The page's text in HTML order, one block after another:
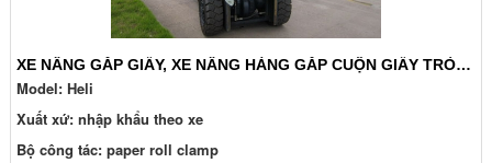
XE NÂNG GẮP GIẤY, XE NÂNG HÀNG GẮP CUỘN GIẤY TRÒN HIỆU QUẢ, GIÁ RẺ
Model: Heli
Xuất xứ: nhập khẩu theo xe
Bộ công tác: paper roll clamp